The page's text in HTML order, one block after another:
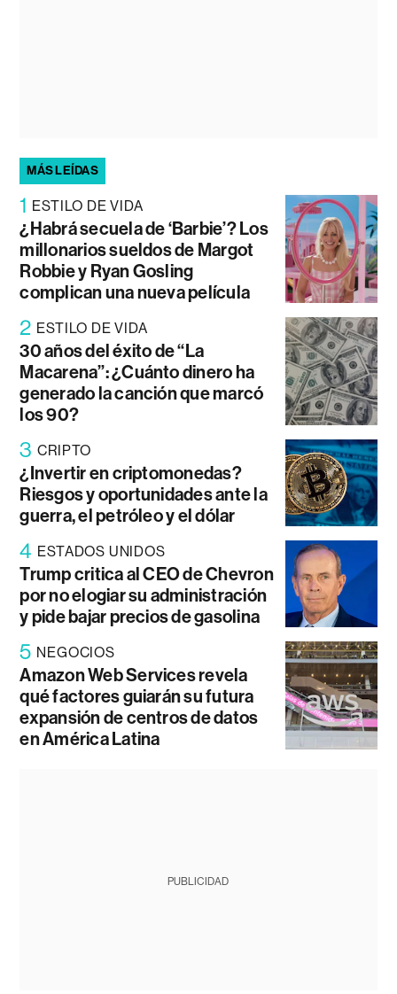
MÁS LEÍDAS
1 ESTILO DE VIDA
¿Habrá secuela de ‘Barbie’? Los
millonarios sueldos de Margot
Robbie y Ryan Gosling
complican una nueva película
2 ESTILO DE VIDA
30 años del éxito de “La
Macarena”: ¿Cuánto dinero ha
generado la canción que marcó
los 90?
3 CRIPTO
¿Invertir en criptomonedas?
Riesgos y oportunidades ante la
guerra, el petróleo y el dólar
4 ESTADOS UNIDOS
Trump critica al CEO de Chevron
por no elogiar su administración
y pide bajar precios de gasolina
5 NEGOCIOS
Amazon Web Services revela
qué factores guiarán su futura
expansión de centros de datos
en América Latina
PUBLICIDAD